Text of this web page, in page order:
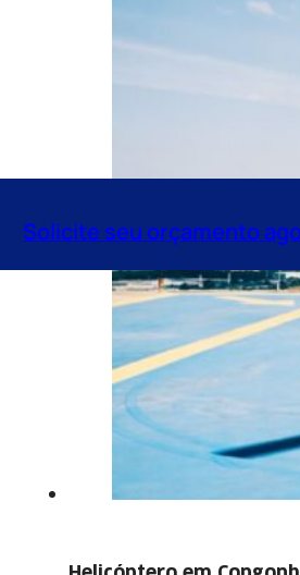
Solicite seu orçamento